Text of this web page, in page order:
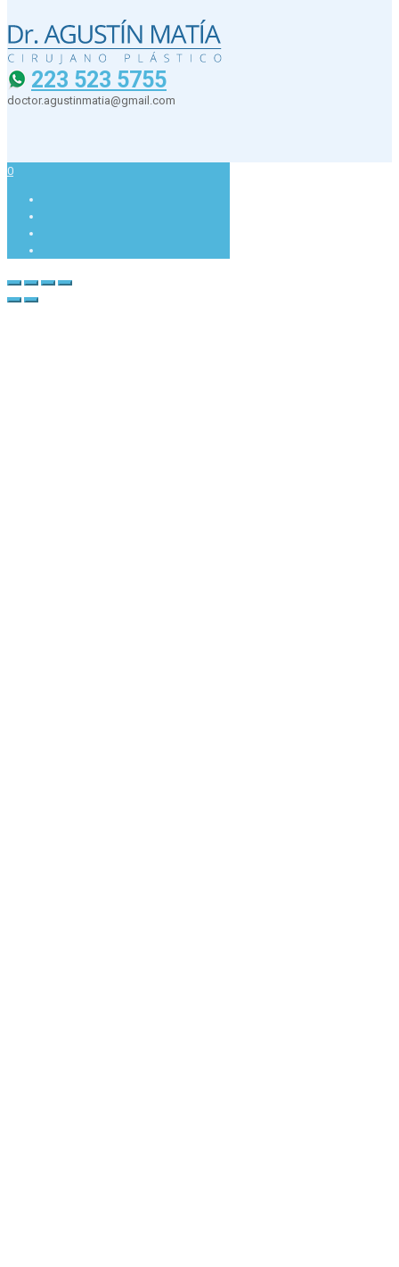
223 523 5755
doctor.agustinmatia@gmail.com
0